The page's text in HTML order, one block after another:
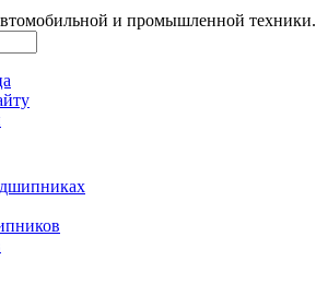
и промышленной техники.